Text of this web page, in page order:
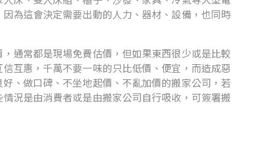
為這會決定需要出動的人力、器材、設備，也同時
通常都是現場免費估價，但如果東西很少或是比較
互惠，千萬不要一味的只比低價、便宜，而造成惡
、做口碑、不坐地起價、不亂加價的搬家公司，若
況是由消費者或是由搬家公司自行吸收，可簽署搬